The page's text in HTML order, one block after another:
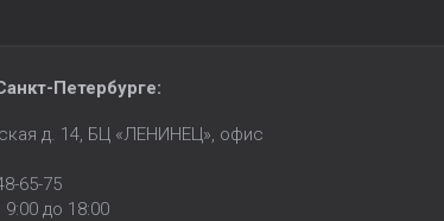
Петербурге:
д. 14, БЦ «ЛЕНИНЕЦ», офис
65-75
до 18:00